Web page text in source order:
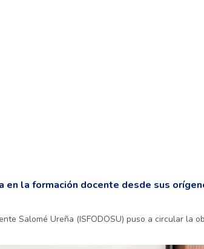
en la formación docente desde sus
Salomé Ureña (ISFODOSU) puso a circular la